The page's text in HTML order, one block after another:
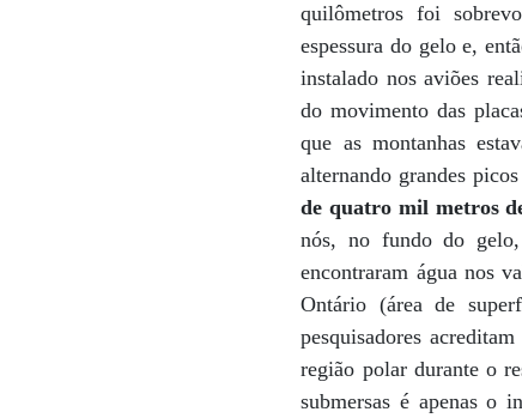
quilômetros foi
espessura do gelo e,
instalado nos aviões
do movimento das
que as montanhas
alternando grandes
de quatro mil metros
nós, no fundo do
encontraram água nos
Ontário (área de
pesquisadores
região polar durante o
submersas é apenas o